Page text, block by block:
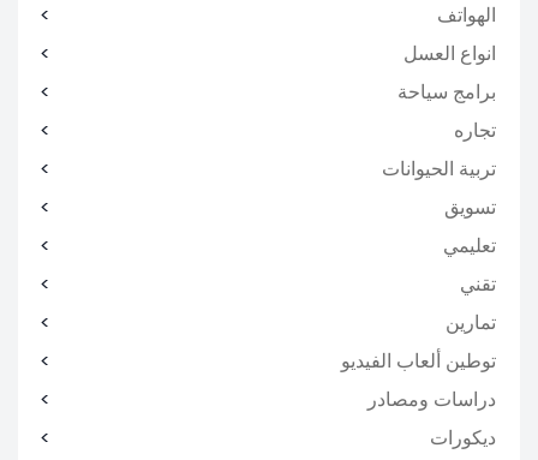
الهواتف
انواع العسل
برامج سياحة
تجاره
تربية الحيوانات
تسويق
تعليمي
تقني
تمارين
توطين ألعاب الفيديو
دراسات ومصادر
ديكورات